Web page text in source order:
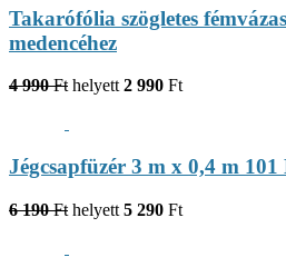
Takarófólia szögletes
medencéhez
4 990 Ft helyett 2 990 Ft
Jégcsapfüzér 3 m x 0,4 m
6 190 Ft helyett 5 290 Ft